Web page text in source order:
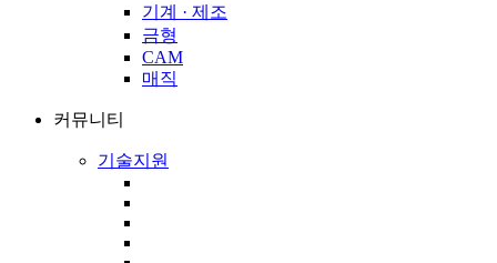
기계 · 제조
금형
CAM
매직
커뮤니티
기술지원